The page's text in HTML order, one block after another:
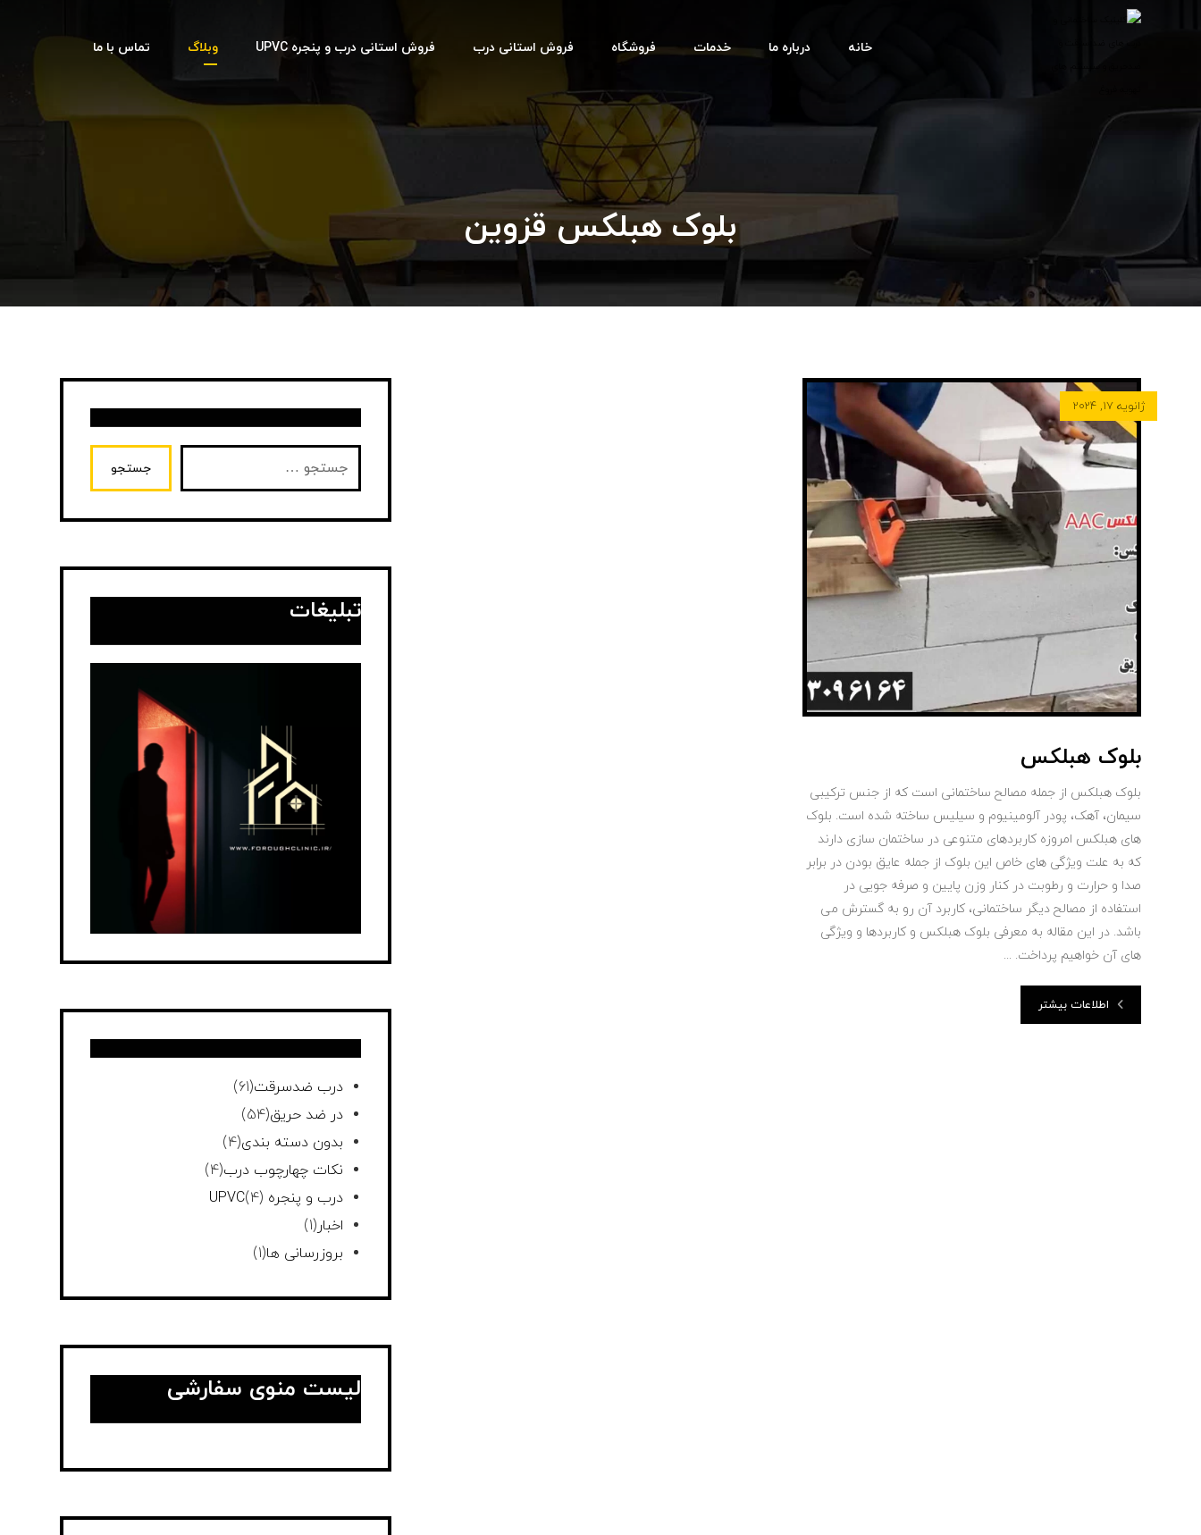
خانه درباره ما خدمات فروشگاه فروش استانی درب فروش استانی درب و پنجره UPVC وبلاگ تماس با ما
بلوک هبلکس قزوین
بلوک هبلکس
ژانویه ۱۷, ۲۰۲۴
بلوک هبلکس از جمله مصالح ساختمانی است که از جنس ترکیبی
سیمان، آهک، پودر آلومینیوم و سیلیس ساخته شده است. بلوک
های هبلکس امروزه کاربردهای متنوعی در ساختمان سازی دارند
که به علت ویژگی های خاص این بلوک از جمله عایق بودن در برابر
صدا و حرارت و رطوبت در کنار وزن پایین و صرفه جویی در
استفاده از مصالح دیگر ساختمانی، کاربرد آن رو به گسترش می
باشد. در این مقاله به معرفی بلوک هبلکس و کاربردها و ویژگی
های آن خواهیم پرداخت. ...
اطلاعات بیشتر
جستجو
تبلیغات
درب ضدسرقت(61)
در ضد حریق(54)
بدون دسته بندی(4)
نکات چهارچوب درب(4)
درب و پنجره UPVC (4)
اخبار(1)
بروزرسانی ها(1)
لیست منوی سفارشی